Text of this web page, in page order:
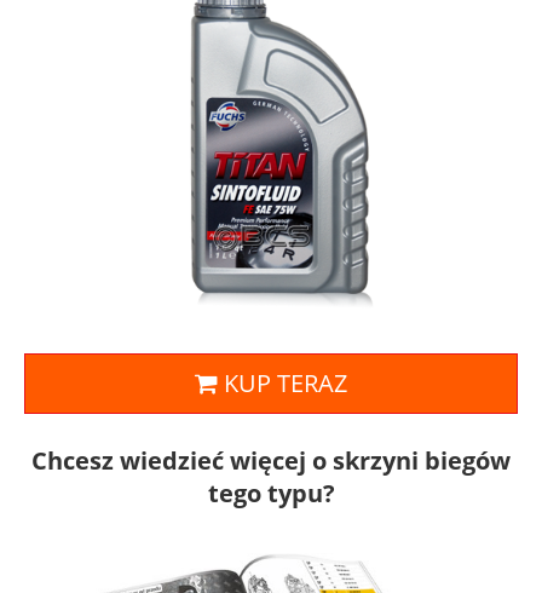
KUP TERAZ
Chcesz wiedzieć więcej o skrzyni biegów
tego typu?